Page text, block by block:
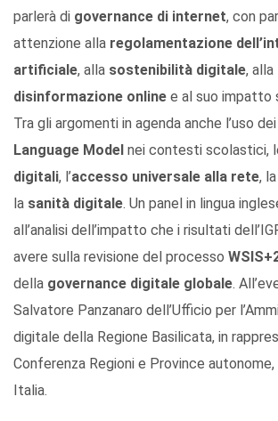
parlerà di governance di internet, con
attenzione alla regolamentazione
artificiale, alla sostenibilità digitale, alla
disinformazione online e al suo impatto
Tra gli argomenti in agenda anche l’uso dei
Language Model nei contesti scolastici,
digitali, l’accesso universale alla rete, la
la sanità digitale. Un panel in lingua
all’analisi dell’impatto che i risultati
avere sulla revisione del processo
della governance digitale globale.
Salvatore Panzanaro dell’Ufficio per
digitale della Regione Basilicata, in
Conferenza Regioni e Province
Italia.